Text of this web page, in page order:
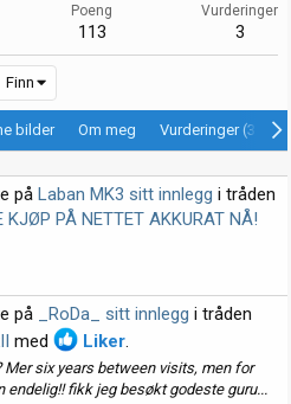
Poeng
113
Vurderinger
3
Finn
bilder Om meg Vurderinger (3)
på Laban MK3 sitt innlegg i tråden
KJØP PÅ NETTET AKKURAT NÅ!
på _RoDa_ sitt innlegg i tråden
med Liker.
Mer six years between visits, men for
endelig!! fikk jeg besøkt godeste guru...